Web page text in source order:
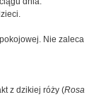
Nie zaleca
z dzikiej róży (Rosa